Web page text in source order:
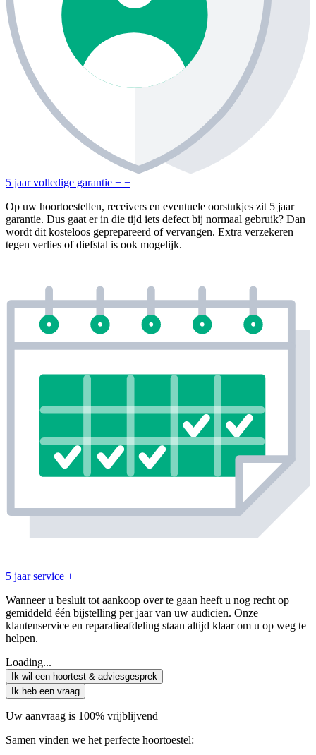
5 jaar volledige garantie + −
Op uw hoortoestellen, receivers en eventuele oorstukjes zit 5 jaar
garantie. Dus gaat er in die tijd iets defect bij normaal gebruik? Dan
wordt dit kosteloos geprepareerd of vervangen. Extra verzekeren
tegen verlies of diefstal is ook mogelijk.
5 jaar service + −
Wanneer u besluit tot aankoop over te gaan heeft u nog recht op
gemiddeld één bijstelling per jaar van uw audicien. Onze
klantenservice en reparatieafdeling staan altijd klaar om u op weg te
helpen.
Loading...
Ik wil een hoortest & adviesgesprek
Ik heb een vraag
Uw aanvraag is 100% vrijblijvend
Samen vinden we het perfecte hoortoestel: